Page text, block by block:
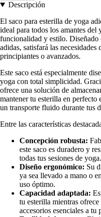
Descripción
El saco para esterilla de yoga
ideal para todos los amantes del
funcionalidad y estilo. Diseñado
adidas, satisfará las necesidades
principiantes o avanzados.
Este saco está especialmente
yoga con total simplicidad.
ofrece una solución de
mantener tu esterilla en perfecto
un transporte fluido durante tus
Entre las características
Concepción robusta:
este saco es duradero y
todas tus sesiones de yoga.
Diseño ergonómico: Su
ya sea llevado a mano o
uso óptimo.
Capacidad adaptada:
tu esterilla mientras
accesorios esenciales a tu